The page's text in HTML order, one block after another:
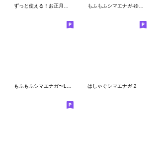
もふもふシマエナガ-ゆるい日常-
もふもふシマエナガ〜LOVE〜 はしゃぐシマエナガ 2